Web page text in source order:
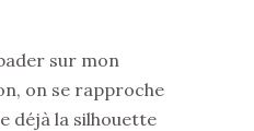
sur mon
on se rapproche
déjà la silhouette